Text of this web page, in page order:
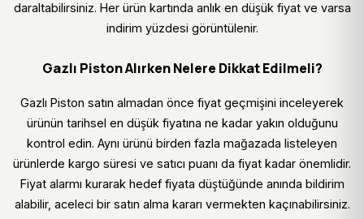
daraltabilirsiniz. Her ürün kartında anlık en düşük fiyat ve varsa
indirim yüzdesi görüntülenir.
Gazlı Piston Alırken Nelere Dikkat Edilmeli?
Gazlı Piston satın almadan önce fiyat geçmişini inceleyerek
ürünün tarihsel en düşük fiyatına ne kadar yakın olduğunu
kontrol edin. Aynı ürünü birden fazla mağazada listeleyen
ürünlerde kargo süresi ve satıcı puanı da fiyat kadar önemlidir.
Fiyat alarmı kurarak hedef fiyata düştüğünde anında bildirim
alabilir, aceleci bir satın alma kararı vermekten kaçınabilirsiniz.